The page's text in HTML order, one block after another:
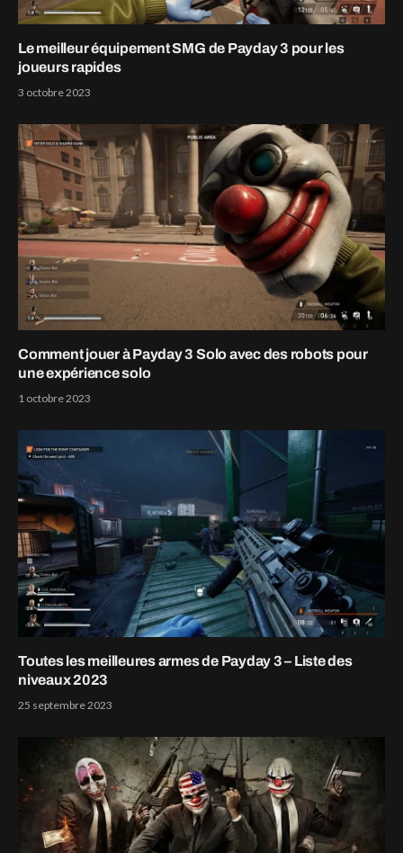
Le meilleur équipement SMG de Payday 3 pour les
joueurs rapides
3 octobre 2023
Comment jouer à Payday 3 Solo avec des robots pour
une expérience solo
1 octobre 2023
Toutes les meilleures armes de Payday 3 – Liste des
niveaux 2023
25 septembre 2023